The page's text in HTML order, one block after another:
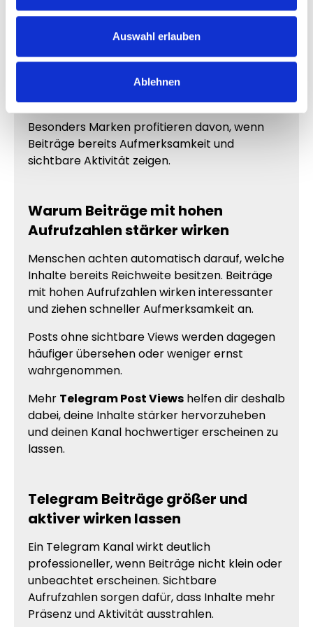
Auswahl erlauben
Ablehnen
hohen Aufrufzahlen wirken deutlich
professioneller und hochwertiger.
Mehr Views verbessern die Wahrnehmung
deiner Inhalte und sorgen dafür, dass dein
Kanal aktiver erscheint.
Besonders Marken profitieren davon, wenn
Beiträge bereits Aufmerksamkeit und
sichtbare Aktivität zeigen.
Warum Beiträge mit hohen
Aufrufzahlen stärker wirken
Menschen achten automatisch darauf, welche
Inhalte bereits Reichweite besitzen. Beiträge
mit hohen Aufrufzahlen wirken interessanter
und ziehen schneller Aufmerksamkeit an.
Posts ohne sichtbare Views werden dagegen
häufiger übersehen oder weniger ernst
wahrgenommen.
Mehr Telegram Post Views helfen dir deshalb
dabei, deine Inhalte stärker hervorzuheben
und deinen Kanal hochwertiger erscheinen zu
lassen.
Telegram Beiträge größer und
aktiver wirken lassen
Ein Telegram Kanal wirkt deutlich
professioneller, wenn Beiträge nicht klein oder
unbeachtet erscheinen. Sichtbare
Aufrufzahlen sorgen dafür, dass Inhalte mehr
Präsenz und Aktivität ausstrahlen.